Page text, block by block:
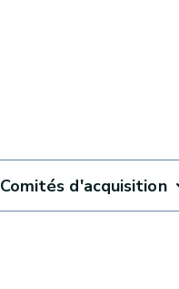
Comités d'acquisition